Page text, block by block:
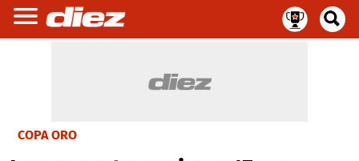
COPA ORO